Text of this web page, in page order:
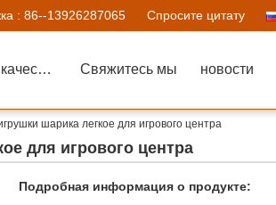
: 86--13926287065 Спросите цитату
Проверка качества Свяжитесь мы новости
шарика легкое для игрового центра
для игрового центра
Подробная информация о продукте: